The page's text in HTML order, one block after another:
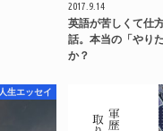
2017.9.14
英語が苦しくて仕
話。本当の「やり
か？
生エッセイ